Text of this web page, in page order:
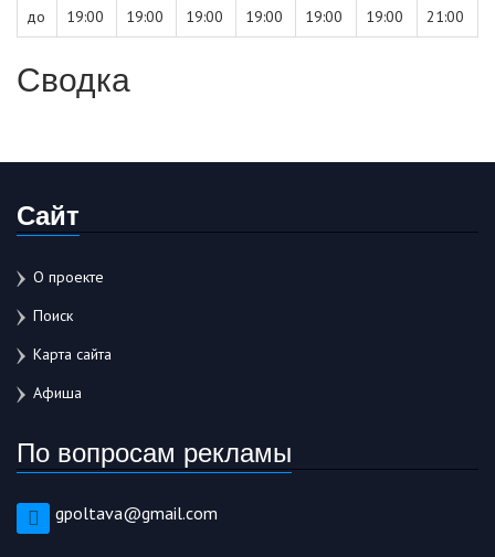
до 19:00 19:00 19:00 19:00 19:00 19:00 21:00
Сводка
Сайт
О проекте
Поиск
Карта сайта
Афиша
По вопросам рекламы
gpoltava@gmail.com